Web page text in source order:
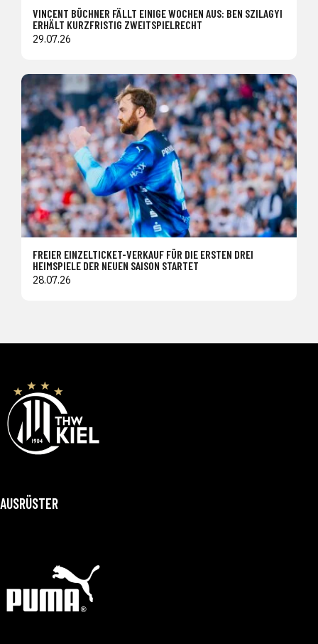
VINCENT BÜCHNER FÄLLT EINIGE WOCHEN AUS: BEN SZILAGYI
ERHÄLT KURZFRISTIG ZWEITSPIELRECHT
29.07.26
FREIER EINZELTICKET-VERKAUF FÜR DIE ERSTEN DREI
HEIMSPIELE DER NEUEN SAISON STARTET
28.07.26
AUSRÜSTER